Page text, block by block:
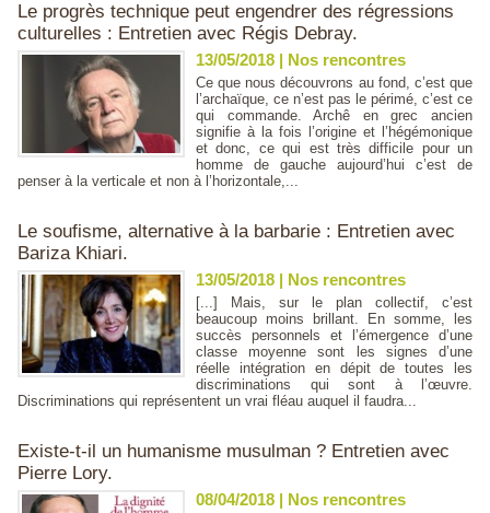
Le progrès technique peut engendrer des régressions
culturelles : Entretien avec Régis Debray.
13/05/2018 | Nos rencontres
Ce que nous découvrons au fond, c’est que
l’archaïque, ce n’est pas le périmé, c’est ce
qui commande. Archê en grec ancien
signifie à la fois l’origine et l’hégémonique
et donc, ce qui est très difficile pour un
homme de gauche aujourd’hui c’est de
penser à la verticale et non à l’horizontale,...
Le soufisme, alternative à la barbarie : Entretien avec
Bariza Khiari.
13/05/2018 | Nos rencontres
[...] Mais, sur le plan collectif, c’est
beaucoup moins brillant. En somme, les
succès personnels et l’émergence d’une
classe moyenne sont les signes d’une
réelle intégration en dépit de toutes les
discriminations qui sont à l’œuvre.
Discriminations qui représentent un vrai fléau auquel il faudra...
Existe-t-il un humanisme musulman ? Entretien avec
Pierre Lory.
08/04/2018 | Nos rencontres